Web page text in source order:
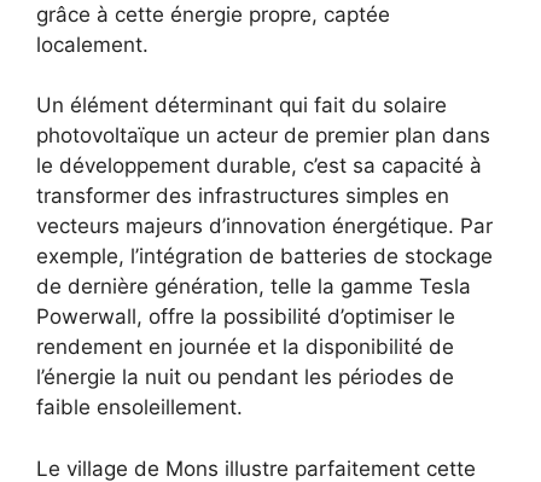
grâce à cette énergie propre, captée
localement.
Un élément déterminant qui fait du solaire
photovoltaïque un acteur de premier plan dans
le développement durable, c’est sa capacité à
transformer des infrastructures simples en
vecteurs majeurs d’innovation énergétique. Par
exemple, l’intégration de batteries de stockage
de dernière génération, telle la gamme Tesla
Powerwall, offre la possibilité d’optimiser le
rendement en journée et la disponibilité de
l’énergie la nuit ou pendant les périodes de
faible ensoleillement.
Le village de Mons illustre parfaitement cette